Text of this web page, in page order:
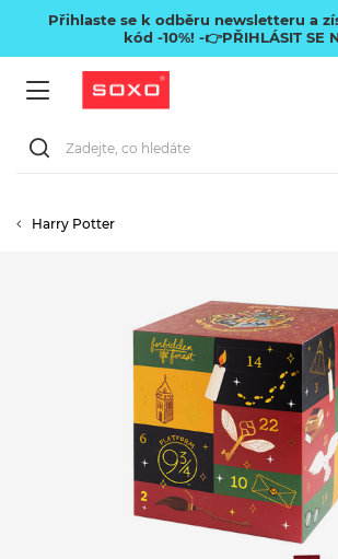
Přihlaste se k odběru newsletteru a
kód -10%! -👉PŘIHLÁSIT SE
Harry Potter